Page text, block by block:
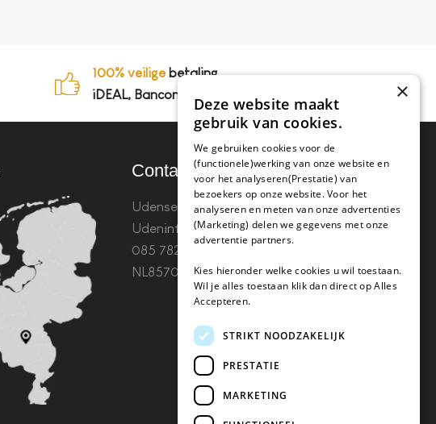
100% veiligebetaling,
iDEAL, Bancontact en op rekening
Contact
Udenseweg 8B 5405 PA
Udeninfo(@)koffie-tabletten.nlTel.
085 782 5578KvK 67529623 Btw:
NL857053759B01
×
Deze website maakt
gebruik van cookies.
We gebruiken cookies voor de
(functionele)werking van onze website en
voor het analyseren(Prestatie) van
bezoekers op onze website. Voor het
analyseren en meten van onze advertenties
(Marketing) delen we gegevens met onze
advertentie partners.
Kies hieronder welke cookies u wil toestaan.
Wil je alles toestaan klik dan direct op Alles
Accepteren.
STRIKT NOODZAKELIJK
PRESTATIE
MARKETING